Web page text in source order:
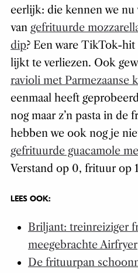
eerlijk: die kennen we nu
van gefrituurde
dip? Een ware TikTok-
lijkt te verliezen. Ook
ravioli met Parmezaanse
eenmaal heeft
nog maar z’n pasta in de
hebben we ook nog je
gefrituurde guacamole
Verstand op 0, frituur op
LEES OOK:
Briljant: treinreiziger
meegebrachte Airfryer
De frituurpan